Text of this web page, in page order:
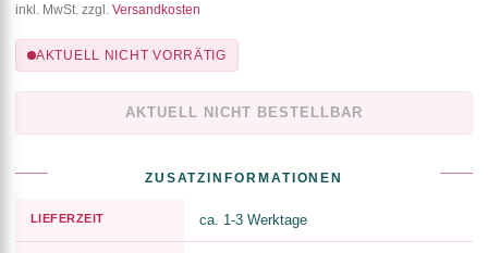
inkl. MwSt. zzgl. Versandkosten
AKTUELL NICHT VORRÄTIG
AKTUELL NICHT BESTELLBAR
ZUSATZINFORMATIONEN
LIEFERZEIT ca. 1-3 Werktage